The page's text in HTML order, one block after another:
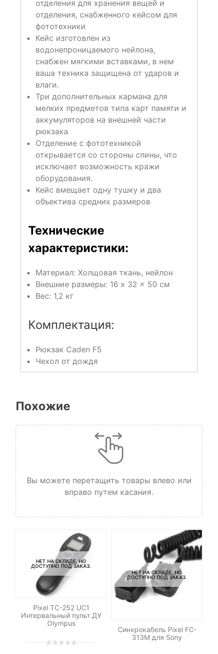
отделения для хранения вещей и
отделения, снабженного кейсом для
фототехники
Кейс изготовлен из
водонепроницаемого нейлона,
снабжен мягкими вставками, в нем
ваша техника защищена от ударов и
влаги.
Три дополнительных кармана для
мелких предметов типа карт памяти и
аккумуляторов на внешней части
рюкзака
Отделение с фототехникой
открывается со стороны спины, что
исключает возможность кражи
оборудования.
Кейс вмещает одну тушку и два
объектива средних размеров
Технические
характеристики:
Материал: Холщовая ткань, нейлон
Внешние размеры: 16 x 32 x 50 см
Вес: 1,2 кг
Комплектация:
Рюкзак Caden F5
Чехол от дождя
Похожие
Вы можете перетащить товары влево или
вправо путем касания.
НЕТ НА СКЛАДЕ, НО
ДОСТУПНО ПОД ЗАКАЗ.
Pixel TC-252 UC1
Интервальный пульт ДУ
Olympus
НЕТ НА СКЛАДЕ, НО
ДОСТУПНО ПОД ЗАКАЗ.
Синхрокабель Pixel FC-
313M для Sony